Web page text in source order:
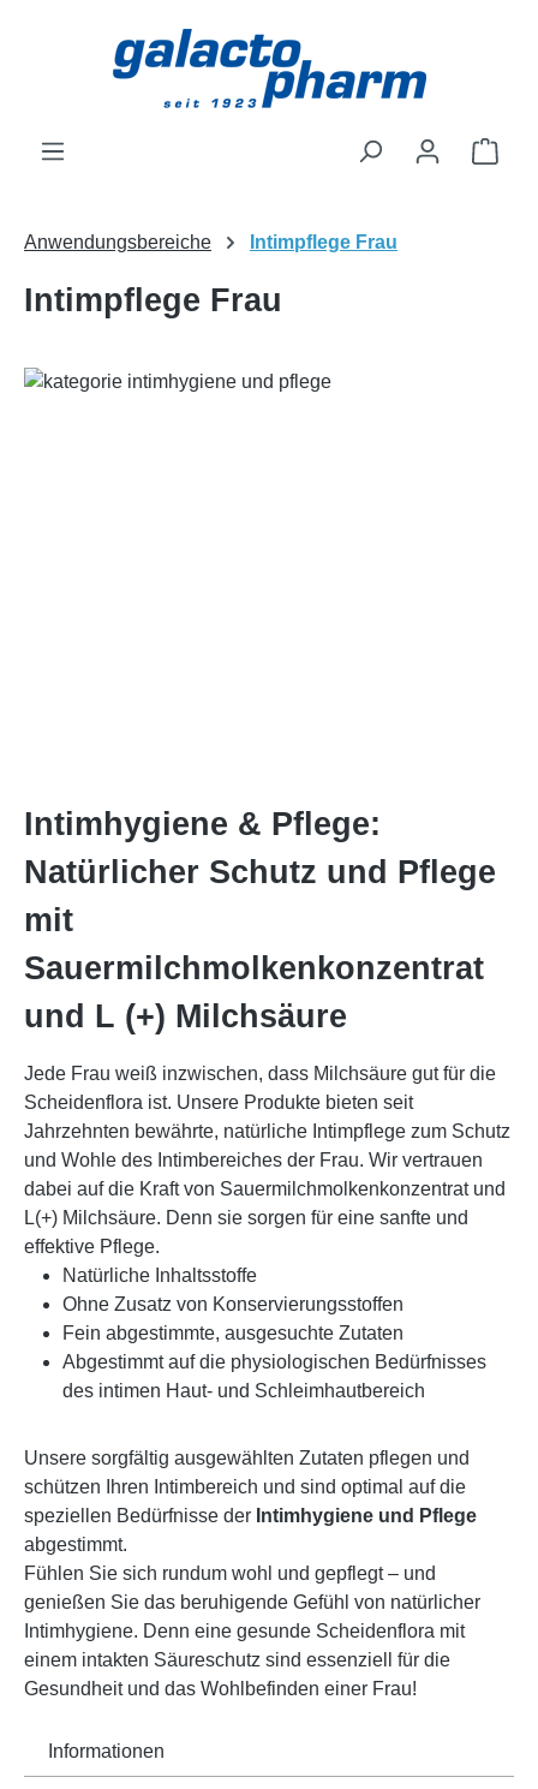
Zum Hauptinhalt springen
Anwendungsbereiche Intimpflege Frau
Intimpflege Frau
Intimhygiene & Pflege:
Natürlicher Schutz und Pflege
mit
Sauermilchmolkenkonzentrat
und L (+) Milchsäure
Jede Frau weiß inzwischen, dass Milchsäure gut für die
Scheidenflora ist. Unsere Produkte bieten seit
Jahrzehnten bewährte, natürliche Intimpflege zum Schutz
und Wohle des Intimbereiches der Frau. Wir vertrauen
dabei auf die Kraft von Sauermilchmolkenkonzentrat und
L(+) Milchsäure. Denn sie sorgen für eine sanfte und
effektive Pflege.
Natürliche Inhaltsstoffe
Ohne Zusatz von Konservierungsstoffen
Fein abgestimmte, ausgesuchte Zutaten
Abgestimmt auf die physiologischen Bedürfnisses
des intimen Haut- und Schleimhautbereich
Unsere sorgfältig ausgewählten Zutaten pflegen und
schützen Ihren Intimbereich und sind optimal auf die
speziellen Bedürfnisse der Intimhygiene und Pflege
abgestimmt.
Fühlen Sie sich rundum wohl und gepflegt – und
genießen Sie das beruhigende Gefühl von natürlicher
Intimhygiene. Denn eine gesunde Scheidenflora mit
einem intakten Säureschutz sind essenziell für die
Gesundheit und das Wohlbefinden einer Frau!
Informationen